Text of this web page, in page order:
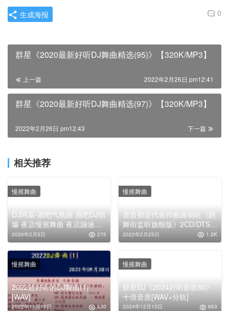
0
生成海报
群星《2020最新好听DJ舞曲精选(95)》【320K/MP3】
上一篇 2022年2月26日 pm12:41
群星《2020最新好听DJ舞曲精选(97)》【320K/MP3】
下一篇
2022年2月26日 pm12:43
相关推荐
DJ阿基-酒吧气氛曲 酒吧DJ劲
爆 夜店慢摇舞曲 夜店蹦迪DJ
车载重低音 电音DJ –
EPFLAC|44.1kHz/16bit
2026年2月5日 275
慢摇舞曲
首首都是代表作曲曲动听《跳
舞街监听旗舰版》2CD/DTS-
ES[WAV分轨]
2022年2月25日 1.2K
慢摇舞曲
2022超好听的DJ舞曲(1)
[WAV]
2022年11月10日 630
慢摇舞曲
群星DJ《2024好听新歌80》
十倍音质[WAV+分轨]
2024年12月13日 663
慢摇舞曲